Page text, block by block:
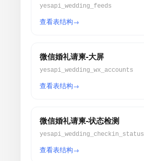
yesapi_wedding_feeds
查看表结构
微信婚礼请柬-大屏
yesapi_wedding_wx_accounts
查看表结构
微信婚礼请柬-状态检测
yesapi_wedding_checkin_status
查看表结构